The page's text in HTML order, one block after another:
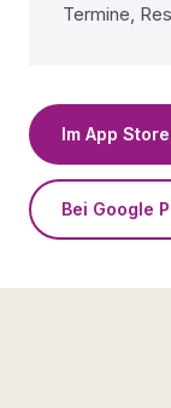
Termine,
Im App
Bei Google